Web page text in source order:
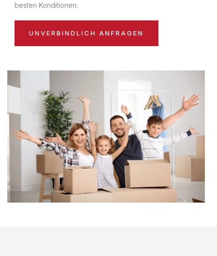
besten Konditionen:
UNVERBINDLICH ANFRAGEN